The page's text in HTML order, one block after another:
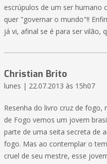
escrúpulos de um ser humano
quer "governar o mundo"!!
já vi, afinal se é para ser vilão,
Christian Brito
lunes | 22.07.2013 às 15h07
Resenha do livro cruz de fogo,
de Fogo vemos um jovem
parte de uma seita secreta de
fogo. Mas ao contemplar o
cruel de seu mestre, esse